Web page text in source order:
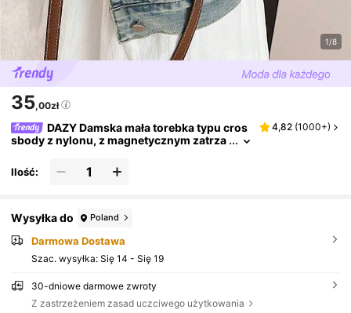
1/8
35,00zł
DAZY Damska mała torebka typu cros
sbody z nylonu, z magnetycznym zatrza
dka i modna
4,82 (1000+)
Ilość:
Wysyłka do Poland
Darmowa Dostawa
Szac. wysyłka: Się 14 - Się 19
30-dniowe darmowe zwroty
Z zastrzeżeniem zasad uczciwego użytkowania